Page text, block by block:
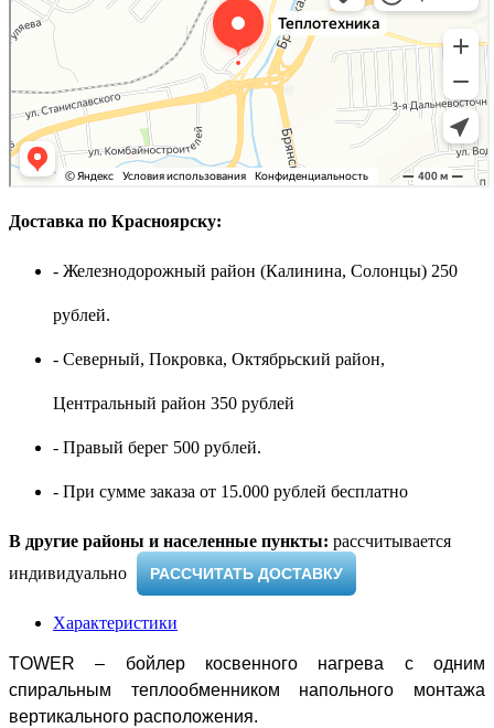
Доставка по Красноярску:
- Железнодорожный район (Калинина, Солонцы) 250
рублей.
- Северный, Покровка, Октябрьский район,
Центральный район 350 рублей
- Правый берег 500 рублей.
- При сумме заказа от 15.000 рублей бесплатно
В другие районы и населенные пункты: рассчитывается
индивидуально ​
РАССЧИТАТЬ ДОСТАВКУ
Характеристики
TOWER – бойлер косвенного нагрева с одним
спиральным теплообменником напольного монтажа
вертикального расположения.